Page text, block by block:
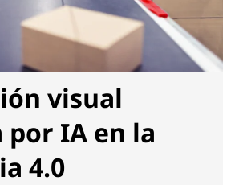
visual
por IA en la
4.0